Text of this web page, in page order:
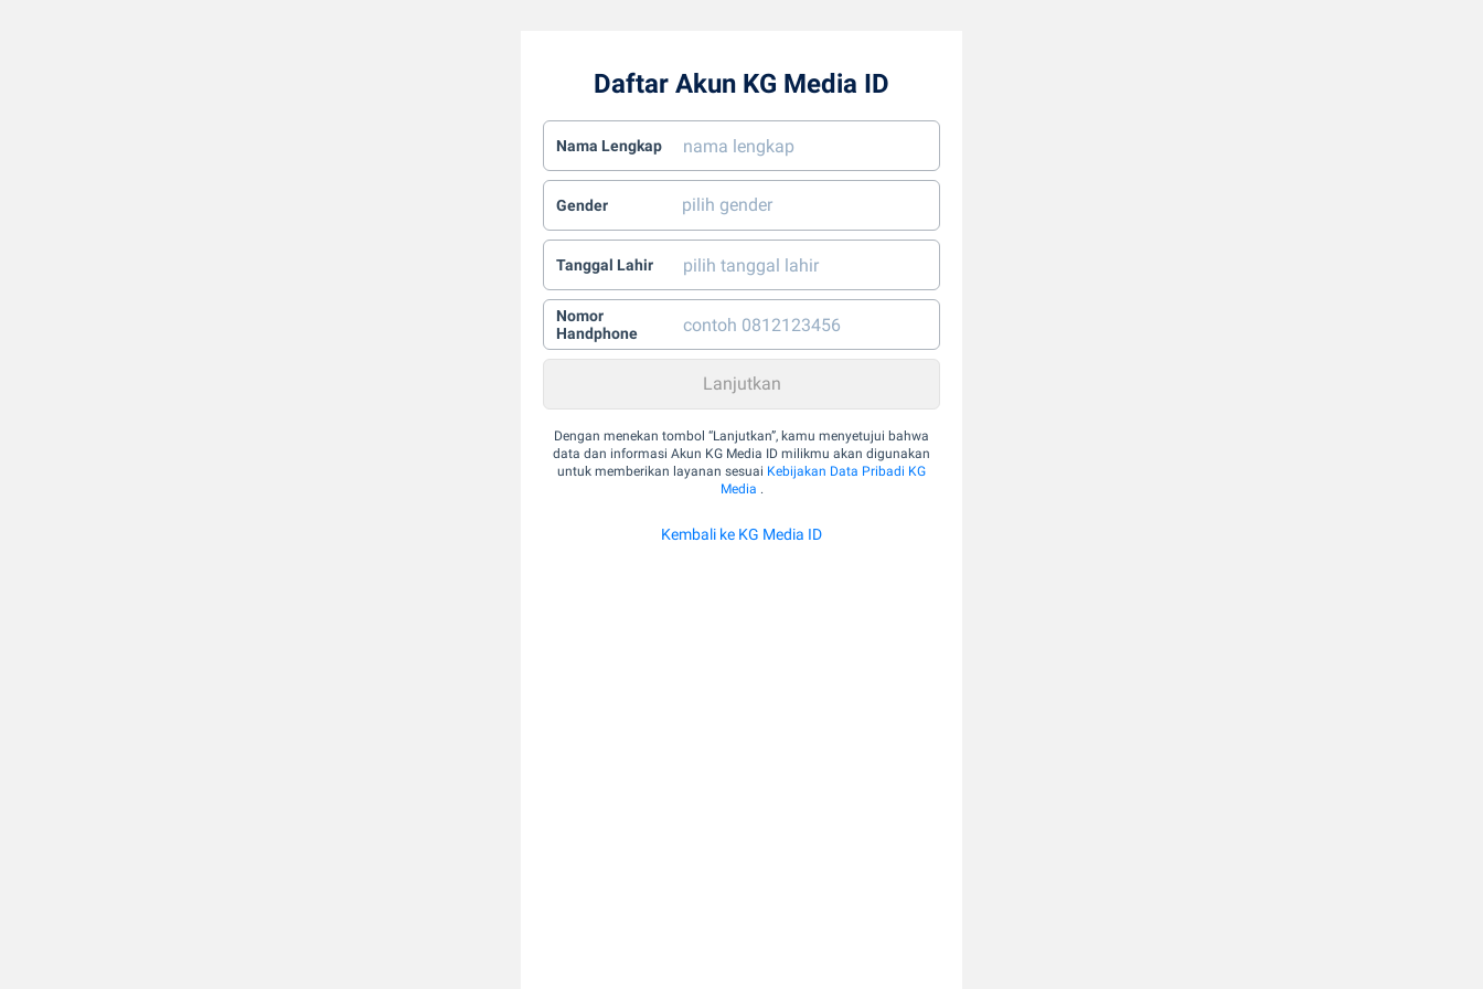
Daftar Akun KG Media ID
Nama Lengkap
Gender
Tanggal Lahir
Nomor
Handphone
Dengan menekan tombol “Lanjutkan”, kamu menyetujui bahwa
data dan informasi Akun KG Media ID milikmu akan digunakan
untuk memberikan layanan sesuai Kebijakan Data Pribadi KG
Media .
Kembali ke KG Media ID